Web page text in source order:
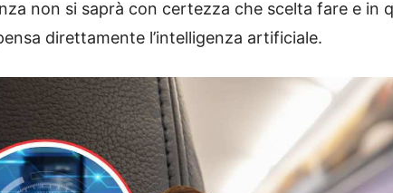
non si saprà con certezza che scelta fare e in
direttamente l’intelligenza artificiale.